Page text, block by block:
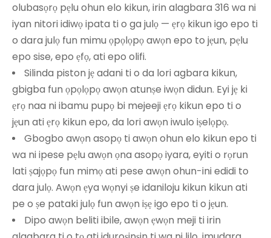
olubasọrọ pẹlu ohun elo kikun, irin alagbara 316 wa ni
iyan nitori idiwọ ipata ti o ga julọ — ẹrọ kikun igo epo ti
o dara julọ fun mimu ọpọlọpọ awọn epo to jẹun, pẹlu
epo sise, epo ẹfọ, ati epo olifi.
Silinda piston jẹ adani ti o da lori agbara kikun,
gbigba fun ọpọlọpọ awọn atunṣe iwọn didun. Eyi jẹ ki
ẹrọ naa ni ibamu pupọ bi mejeeji ẹrọ kikun epo ti o
jẹun ati ẹrọ kikun epo, da lori awọn iwulo iṣelọpọ.
Gbogbo awọn asopọ ti awọn ohun elo kikun epo ti
wa ni ipese pẹlu awọn ọna asopọ iyara, eyiti o rọrun
lati ṣajọpọ fun mimọ ati pese awọn ohun-ini edidi to
dara julọ. Awọn ẹya wọnyi ṣe idaniloju kikun kikun ati
pe o ṣe pataki julọ fun awọn iṣẹ igo epo ti o jẹun.
Dipo awọn beliti ibile, awọn ẹwọn meji ti irin